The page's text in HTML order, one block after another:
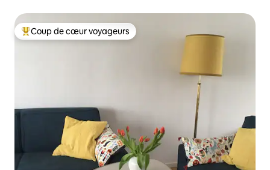
Coups de cœur voyageurs les plus appréciés
Coup de cœur voyageurs